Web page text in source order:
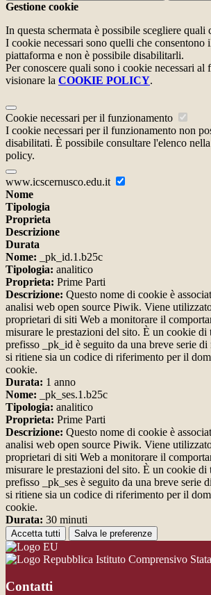
Gestione cookie
In questa schermata è possibile scegliere quali
I cookie necessari sono quelli che consentono
piattaforma e non è possibile disabilitarli.
Per conoscere quali sono i cookie necessari al
visionare la COOKIE POLICY.
Cookie necessari per il funzionamento
I cookie necessari per il funzionamento non
disabilitati. È possibile consultare l'elenco
policy.
www.icscernusco.edu.it
Nome
Tipologia
Proprieta
Descrizione
Durata
Nome: _pk_id.1.b25c
Tipologia: analitico
Proprieta: Prime Parti
Descrizione: Questo nome di cookie è
analisi web open source Piwik. Viene
proprietari di siti Web a monitorare il
misurare le prestazioni del sito. È un cookie
prefisso _pk_id è seguito da una breve serie di
si ritiene sia un codice di riferimento per il
cookie.
Durata: 1 anno
Nome: _pk_ses.1.b25c
Tipologia: analitico
Proprieta: Prime Parti
Descrizione: Questo nome di cookie è
analisi web open source Piwik. Viene
proprietari di siti Web a monitorare il
misurare le prestazioni del sito. È un cookie
prefisso _pk_ses è seguito da una breve serie
si ritiene sia un codice di riferimento per il
cookie.
Durata: 30 minuti
Accetta tutti Salva le preferenze
Istituto Comprensivo
Contatti